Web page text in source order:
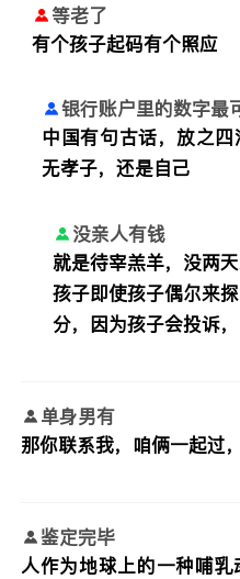
等老了
有个孩子起码有个照应
银行账户里的数字最
中国有句古话，放之
无孝子，还是自己
没亲人有钱
就是待宰羔羊，没两
孩子即使孩子偶尔来
分，因为孩子会投诉，
单身男有
那你联系我，咱俩一起过
鉴定完毕
人作为地球上的一种哺